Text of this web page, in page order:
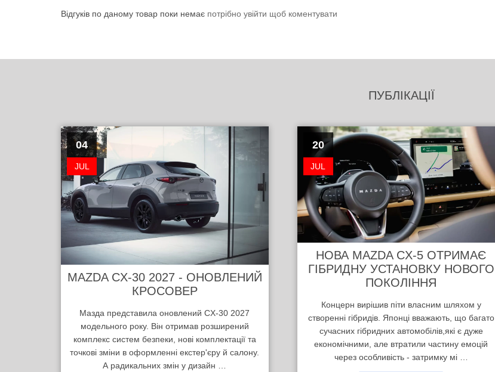
Відгуків по даному товар поки немає потрібно увійти щоб коментувати
ПУБЛІКАЦІЇ
04
JUL
MAZDA CX-30 2027 - ОНОВЛЕНИЙ
КРОСОВЕР
Мазда представила оновлений CX-30 2027
модельного року. Він отримав розширений
комплекс систем безпеки, нові комплектації та
точкові зміни в оформленні екстер'єру й салону.
А радикальних змін у дизайн …
20
JUL
НОВА MAZDA CX-5 ОТРИМАЄ
ГІБРИДНУ УСТАНОВКУ НОВОГО
ПОКОЛІННЯ
Концерн вирішив піти власним шляхом у
створенні гібридів. Японці вважають, що багато
сучасних гібридних автомобілів,які є дуже
економічними, але втратили частину емоцій
через особливість - затримку мі …